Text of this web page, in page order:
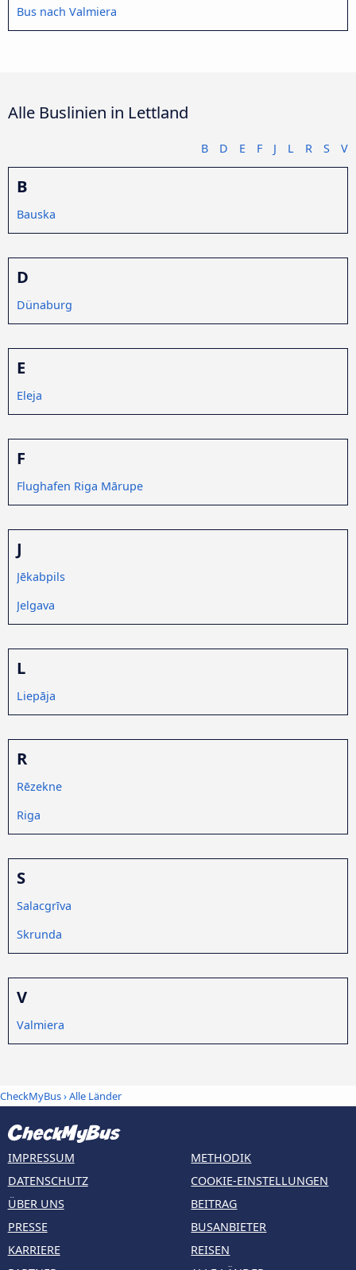
Bus nach Valmiera
Alle Buslinien in Lettland
B D E F J L R S V
B
Bauska
D
Dünaburg
E
Eleja
F
Flughafen Riga Mārupe
J
Jēkabpils
Jelgava
L
Liepāja
R
Rēzekne
Riga
S
Salacgrīva
Skrunda
V
Valmiera
CheckMyBus›Alle Länder
IMPRESSUM
DATENSCHUTZ
ÜBER UNS
PRESSE
KARRIERE
METHODIK
COOKIE-EINSTELLUNGEN
BEITRAG
BUSANBIETER
REISEN